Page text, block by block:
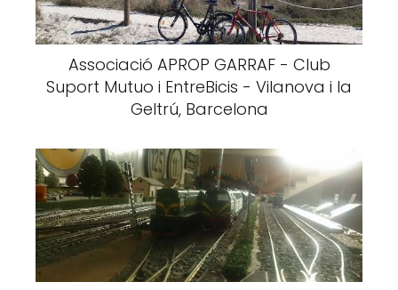
Associació APROP GARRAF - Club
Suport Mutuo i EntreBicis - Vilanova i la
Geltrú, Barcelona